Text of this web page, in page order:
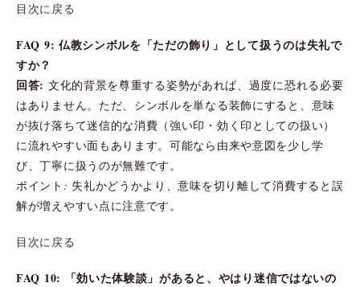
目次に戻る
FAQ 9: 仏教シンボルを「ただの飾り」として扱うのは失礼で
すか？
回答: 文化的背景を尊重する姿勢があれば、過度に恐れる必要
はありません。ただ、シンボルを単なる装飾にすると、意味
が抜け落ちて迷信的な消費（強い印・効く印としての扱い）
に流れやすい面もあります。可能なら由来や意図を少し学
び、丁寧に扱うのが無難です。
ポイント: 失礼かどうかより、意味を切り離して消費すると誤
解が増えやすい点に注意です。
目次に戻る
FAQ 10: 「効いた体験談」があると、やはり迷信ではないの